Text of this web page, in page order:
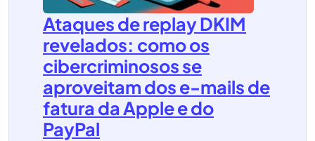
Ataques de replay DKIM
revelados: como os
cibercriminosos se
aproveitam dos e-mails de
fatura da Apple e do
PayPal